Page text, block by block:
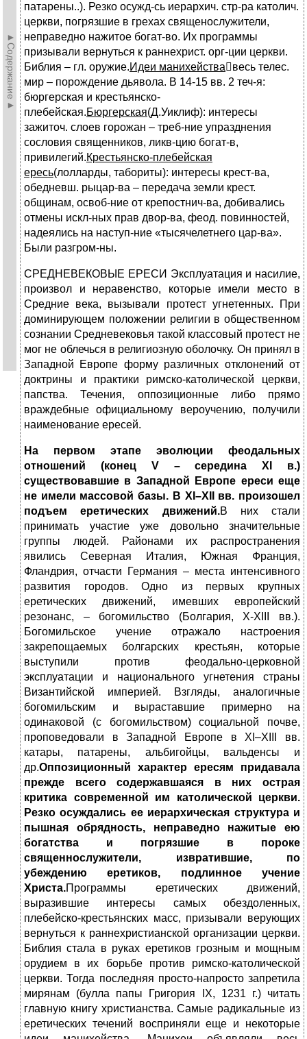
►Содержание►
патарены..). Резко осужд-сь иерархич. стр-ра католич.
церкви, погрязшие в грехах священослужители,
неправедно нажитое богат-во. Их программы
призывали вернуться к раннехрист. орг-ции церкви.
Библия – гл. оружие.Идеи манихействавесь телес.
мир – порождение дьявола. В 14-15 вв. 2 теч-я:
бюргерская и крестьянско-
плебейская.Бюргерская(Д.Уиклиф): интересы
зажиточ. слоев горожан – треб-ние упразднения
сословия священников, ликв-цию богат-в,
привилегий.Крестьянско-плебейская
ересь(лолларды, табориты): интересы крест-ва,
обедневш. рыцар-ва – передача земли крест.
общинам, освоб-ние от крепостнич-ва, добивались
отмены искл-ных прав двор-ва, феод. повинностей,
надеялись на наступ-ние «тысячелетнего цар-ва».
Были разгром-ны.
СРЕДНЕВЕКОВЫЕ ЕРЕСИ Эксплуатация и насилие,
произвол и неравенство, которые имели место в
Средние века, вызывали протест угнетенных. При
доминирующем положении религии в общественном
сознании Средневековья такой классовый протест не
мог не облечься в религиозную оболочку. Он принял в
Западной Европе форму различных отклонений от
доктрины и практики римско-католической церкви,
папства. Течения, оппозиционные либо прямо
враждебные официальному вероучению, получили
наименование ересей.
На первом этапе эволюции феодальных
отношений (конец V – середина XI в.)
существовавшие в Западной Европе ереси еще
не имели массовой базы. В XI–XII вв. произошел
подъем еретических движений.В них стали
принимать участие уже довольно значительные
группы людей. Районами их распространения
явились Северная Италия, Южная Франция,
Фландрия, отчасти Германия – места интенсивного
развития городов. Одно из первых крупных
еретических движений, имевших европейский
резонанс, – богомильство (Болгария, Х-XIII вв.).
Богомильское учение отражало настроения
закрепощаемых болгарских крестьян, которые
выступили против феодально-церковной
эксплуатации и национального угнетения страны
Византийской империей. Взгляды, аналогичные
богомильским и выраставшие примерно на
одинаковой (с богомильством) социальной почве,
проповедовали в Западной Европе в XI–XIII вв.
катары, патарены, альбигойцы, вальденсы и
др.Оппозиционный характер ересям придавала
прежде всего содержавшаяся в них острая
критика современной им католической церкви.
Резко осуждались ее иерархическая структура и
пышная обрядность, неправедно нажитые ею
богатства и погрязшие в пороке
священнослужители, извратившие, по
убеждению еретиков, подлинное учение
Христа.Программы еретических движений,
выразившие интересы самых обездоленных,
плебейско-крестьянских масс, призывали верующих
вернуться к раннехристианской организации церкви.
Библия стала в руках еретиков грозным и мощным
орудием в их борьбе против римско-католической
церкви. Тогда последняя просто-напросто запретила
мирянам (булла папы Григория IХ, 1231 г.) читать
главную книгу христианства. Самые радикальные из
еретических течений восприняли еще и некоторые